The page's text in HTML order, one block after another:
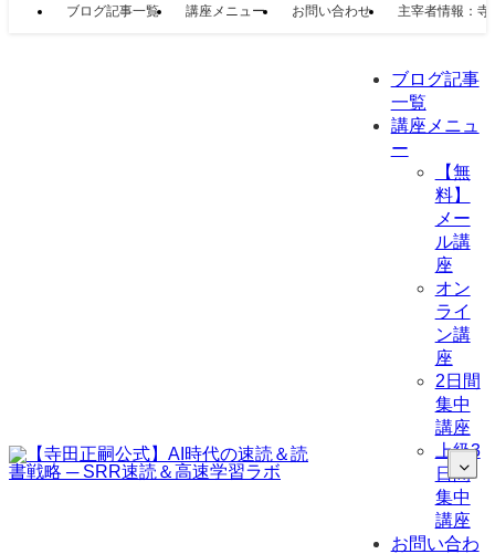
ブログ記事一覧 講座メニュー お問い合わせ 主宰者情報：寺
ブログ記事
一覧
講座メニュ
ー
【無
料】
メー
ル講
座
オン
ライ
ン講
座
2日間
集中
講座
上級3
日間
集中
講座
お問い合わ